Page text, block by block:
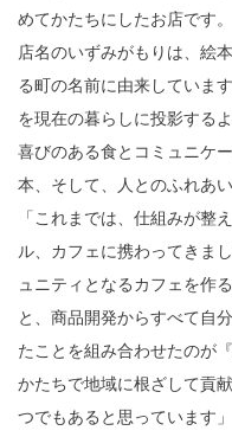
めてかたちにしたお店です。
店名のいずみがもりは、絵
る町の名前に由来していま
を現在の暮らしに投影する
喜びのある食とコミュニケ
本、そして、人とのふれあ
「これまでは、仕組みが整
ル、カフェに携わってきま
ュニティとなるカフェを作
と、商品開発からすべて自
たことを組み合わせたのが
かたちで地域に根ざして貢
つでもあると思っています」